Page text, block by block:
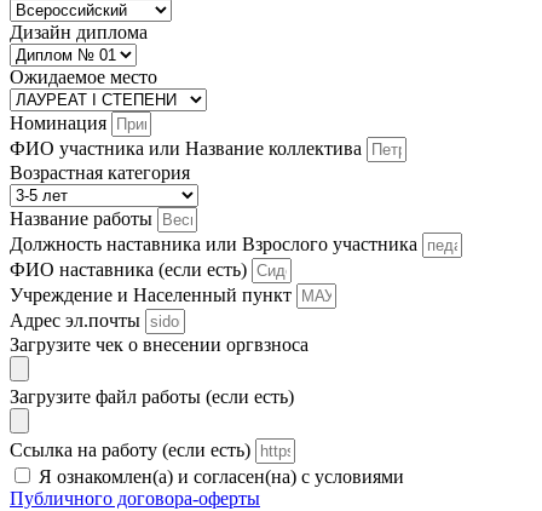
Дизайн диплома
Ожидаемое место
Номинация
ФИО участника или Название коллектива
Возрастная категория
Название работы
Должность наставника или Взрослого участника
ФИО наставника (если есть)
Учреждение и Населенный пункт
Адрес эл.почты
Загрузите чек о внесении оргвзноса
Загрузите файл работы (если есть)
Ссылка на работу (если есть)
Я ознакомлен(а) и согласен(на) с условиями
Публичного договора-оферты